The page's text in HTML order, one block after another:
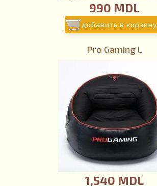
990 MDL
добавить в корзину
Pro Gaming L
1,540 MDL